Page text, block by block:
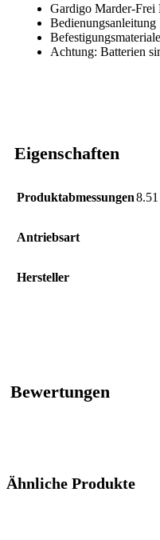
Gardigo Marder-Frei
Bedienungsanleitung
Achtung: Batterien
Eigenschaften
Produktabmessungen
Antriebsart
Hersteller
Bewertungen
Ähnliche Produkte